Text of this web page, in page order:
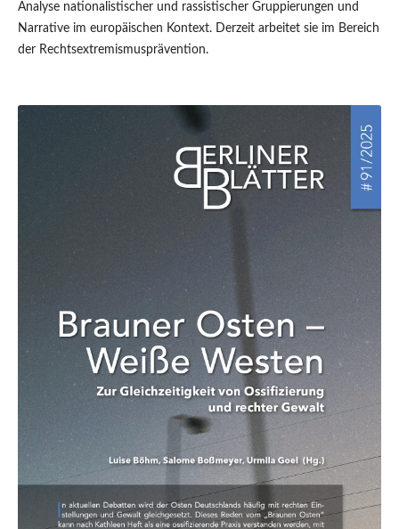
Analyse nationalistischer und rassistischer Gruppierungen und
Narrative im europäischen Kontext. Derzeit arbeitet sie im Bereich
der Rechtsextremismusprävention.